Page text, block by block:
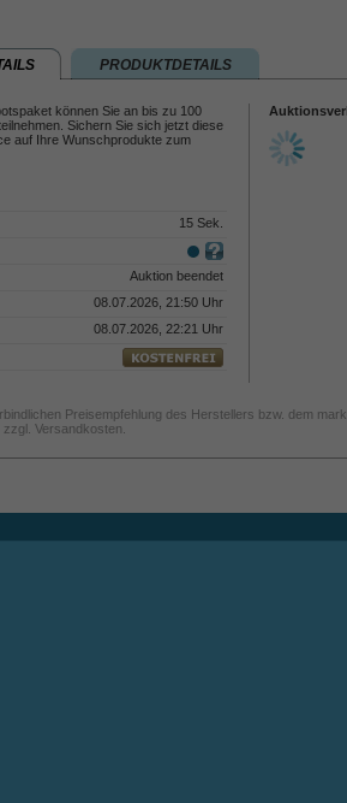
PRODUKTDETAILS
können Sie an bis zu 100
Sichern Sie sich jetzt diese
auf Ihre Wunschprodukte zum
15 Sek.
Auktion beendet
08.07.2026, 21:50 Uhr
08.07.2026, 22:21 Uhr
Preisempfehlung des Herstellers bzw. dem
Versandkosten.